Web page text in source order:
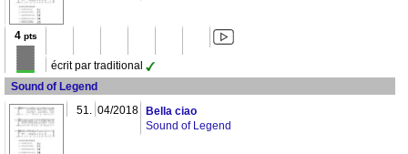
4pts
écrit par traditional
Sound of Legend
51. 04/2018
Bella ciao
Sound of Legend